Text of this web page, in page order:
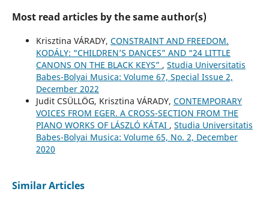
Most read articles by the same author(s)
Krisztina VÁRADY, CONSTRAINT AND FREEDOM.
KODÁLY: “CHILDREN’S DANCES” AND “24 LITTLE
CANONS ON THE BLACK KEYS” , Studia Universitatis
Babes-Bolyai Musica: Volume 67, Special Issue 2,
December 2022
Judit CSÜLLÖG, Krisztina VÁRADY, CONTEMPORARY
VOICES FROM EGER. A CROSS-SECTION FROM THE
PIANO WORKS OF LÁSZLÓ KÁTAI , Studia Universitatis
Babes-Bolyai Musica: Volume 65, No. 2, December
2020
Similar Articles